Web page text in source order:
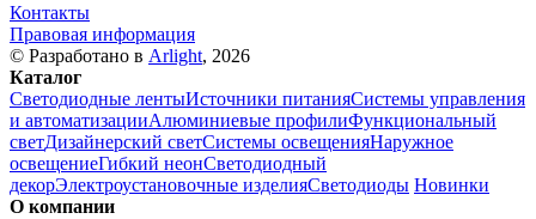
Контакты
Правовая информация
© Разработано в Arlight, 2026
Каталог
Светодиодные лентыИсточники питанияСистемы управления
и автоматизацииАлюминиевые профилиФункциональный
светДизайнерский светСистемы освещенияНаружное
освещениеГибкий неонСветодиодный
декорЭлектроустановочные изделияСветодиоды Новинки
О компании